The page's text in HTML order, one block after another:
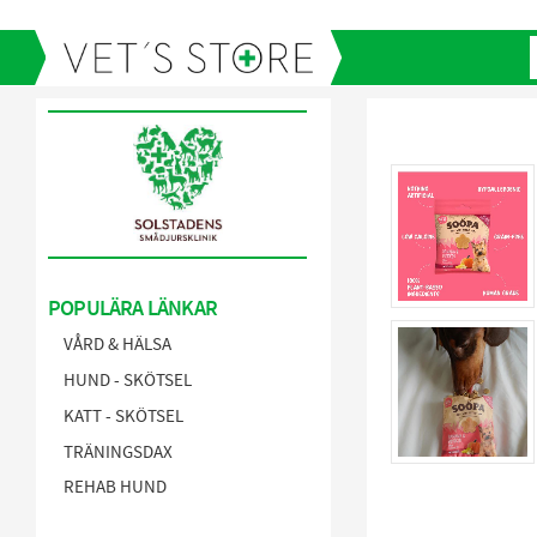
POPULÄRA LÄNKAR
VÅRD & HÄLSA
HUND - SKÖTSEL
KATT - SKÖTSEL
TRÄNINGSDAX
REHAB HUND